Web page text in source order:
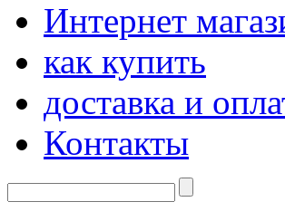
Интернет
как купить
доставка и
Контакты